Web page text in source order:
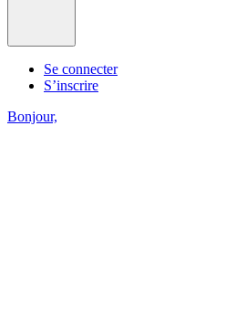
Se connecter
S’inscrire
Bonjour,